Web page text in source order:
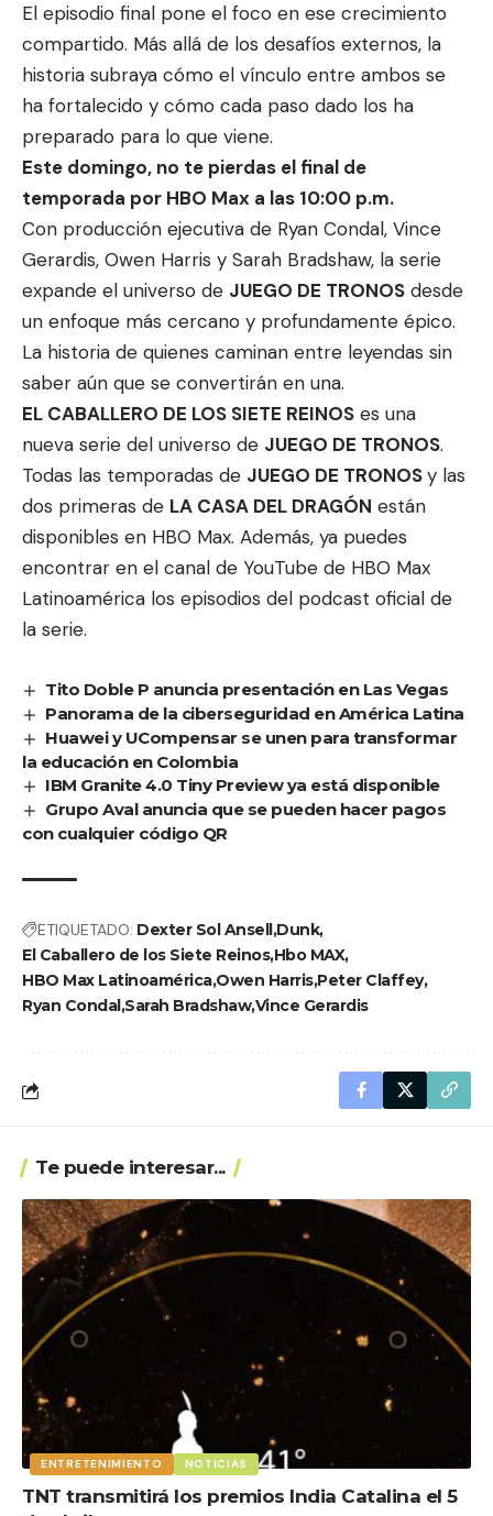
El episodio final pone el foco en ese crecimiento
compartido. Más allá de los desafíos externos, la
historia subraya cómo el vínculo entre ambos se
ha fortalecido y cómo cada paso dado los ha
preparado para lo que viene.
Este domingo, no te pierdas el final de
temporada por HBO Max a las 10:00 p.m.
Con producción ejecutiva de Ryan Condal, Vince
Gerardis, Owen Harris y Sarah Bradshaw, la serie
expande el universo de JUEGO DE TRONOS desde
un enfoque más cercano y profundamente épico.
La historia de quienes caminan entre leyendas sin
saber aún que se convertirán en una.
EL CABALLERO DE LOS SIETE REINOS es una
nueva serie del universo de JUEGO DE TRONOS.
Todas las temporadas de JUEGO DE TRONOSy las
dos primeras de LA CASA DEL DRAGÓN están
disponibles en HBO Max. Además, ya puedes
encontrar en el canal de YouTube de HBO Max
Latinoamérica los episodios del podcast oficial de
la serie.
Tito Doble P anuncia presentación en Las Vegas
Panorama de la ciberseguridad en América Latina
Huawei y UCompensar se unen para transformar
la educación en Colombia
IBM Granite 4.0 Tiny Preview ya está disponible
Grupo Aval anuncia que se pueden hacer pagos
con cualquier código QR
ETIQUETADO: Dexter Sol AnsellDunk
El Caballero de los Siete ReinosHbo MAX
HBO Max LatinoaméricaOwen HarrisPeter Claffey
Ryan CondalSarah BradshawVince Gerardis
Te puede interesar...
ENTRETENIMIENTO NOTICIAS
TNT transmitirá los premios India Catalina el 5